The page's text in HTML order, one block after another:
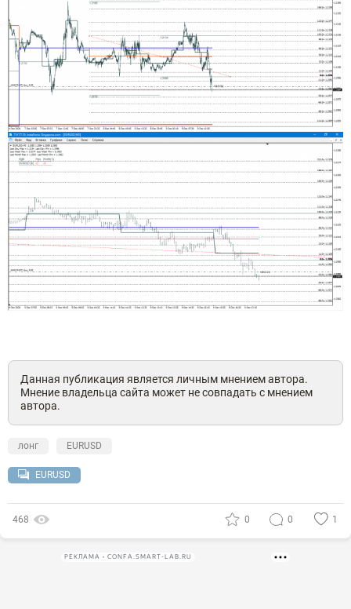
Данная публикация является личным мнением автора.
Мнение владельца сайта может не совпадать с мнением
автора.
лонг EURUSD
EURUSD
468 0 0 1
РЕКЛАМА • CONFA.SMART-LAB.RU